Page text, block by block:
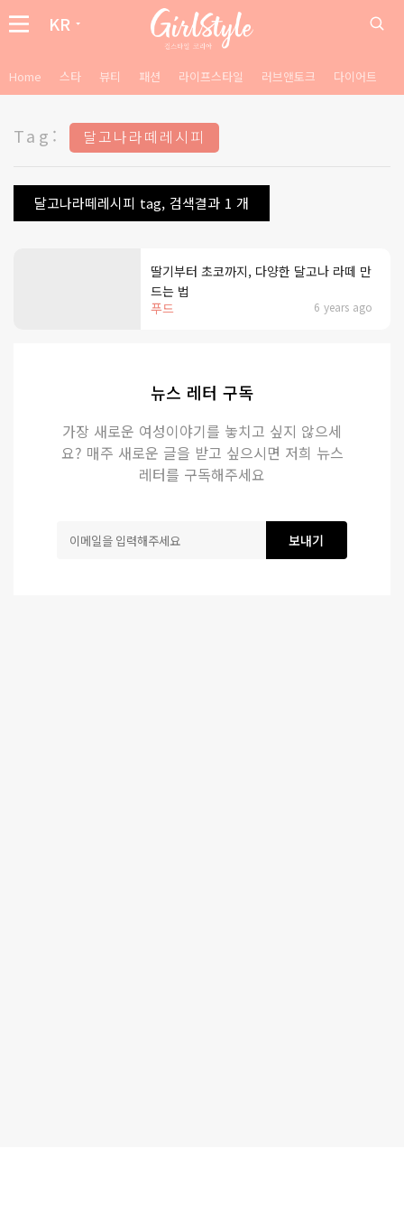
KR
Home 스타 뷰티 패션 라이프스타일 러브앤토크 다이어트
Tag: 달고나라떼레시피
달고나라떼레시피 tag, 검색결과 1 개
푸드 6 years ago
딸기부터 초코까지, 다양한 달고나 라떼 만
드는 법
뉴스 레터 구독
가장 새로운 여성이야기를 놓치고 싶지 않으세
요? 매주 새로운 글을 받고 싶으시면 저희 뉴스
레터를 구독해주세요
보내기